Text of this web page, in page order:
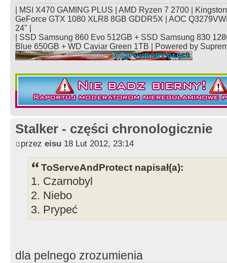
| MSI X470 GAMING PLUS | AMD Ryzen 7 2700 |
GeForce GTX 1080 XLR8 8GB GDDR5X | AOC
24" |
| SSD Samsung 860 Evo 512GB + SSD Samsung 830
Blue 650GB + WD Caviar Green 1TB | Powered by
Stalker - części chronologicznie
przez eisu 18 Lut 2012, 23:14
ToServeAndProtect napisał(a):
1. Czarnobyl
2. Niebo
3. Prypeć
dla pelnego zrozumienia